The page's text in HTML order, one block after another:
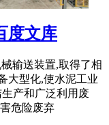
度文库
输送装置,取得了相
大型化,使水泥工业
产和广泛利用废
危险废弃